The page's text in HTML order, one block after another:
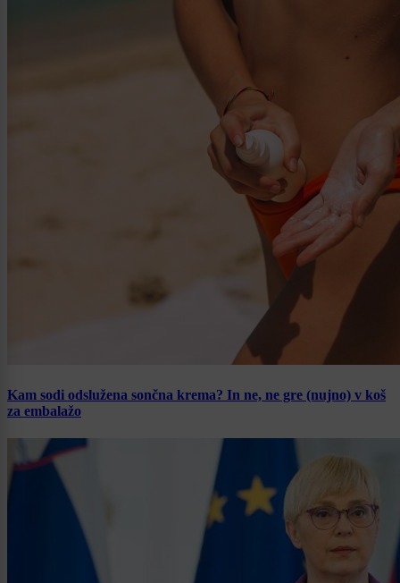
Kam sodi odslužena sončna krema? In ne, ne gre (nujno) v koš
za embalažo